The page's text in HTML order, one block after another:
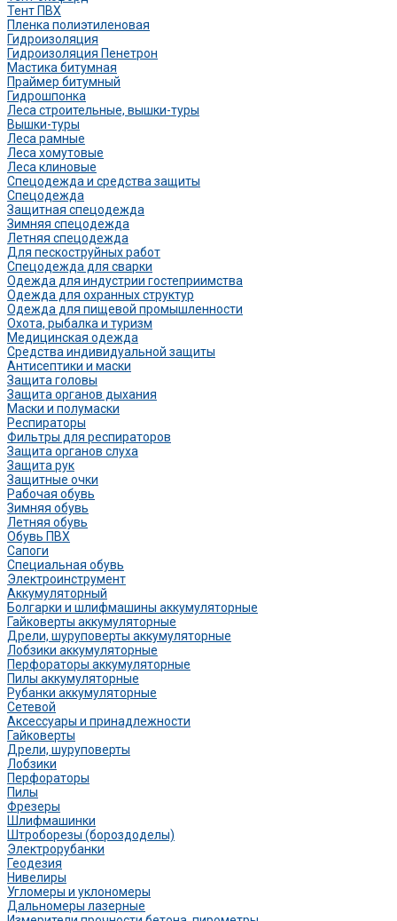
Тент ПВХ
Пленка полиэтиленовая
Гидроизоляция
Гидроизоляция Пенетрон
Мастика битумная
Праймер битумный
Гидрошпонка
Леса строительные, вышки-туры
Вышки-туры
Леса рамные
Леса хомутовые
Леса клиновые
Спецодежда и средства защиты
Спецодежда
Защитная спецодежда
Зимняя спецодежда
Летняя спецодежда
Для пескоструйных работ
Спецодежда для сварки
Одежда для индустрии гостеприимства
Одежда для охранных структур
Одежда для пищевой промышленности
Охота, рыбалка и туризм
Медицинская одежда
Средства индивидуальной защиты
Антисептики и маски
Защита головы
Защита органов дыхания
Маски и полумаски
Респираторы
Фильтры для респираторов
Защита органов слуха
Защита рук
Защитные очки
Рабочая обувь
Зимняя обувь
Летняя обувь
Обувь ПВХ
Сапоги
Специальная обувь
Электроинструмент
Аккумуляторный
Болгарки и шлифмашины аккумуляторные
Гайковерты аккумуляторные
Дрели, шуруповерты аккумуляторные
Лобзики аккумуляторные
Перфораторы аккумуляторные
Пилы аккумуляторные
Рубанки аккумуляторные
Сетевой
Аксессуары и принадлежности
Гайковерты
Дрели, шуруповерты
Лобзики
Перфораторы
Пилы
Фрезеры
Шлифмашинки
Штроборезы (бороздоделы)
Электрорубанки
Геодезия
Нивелиры
Угломеры и уклономеры
Дальномеры лазерные